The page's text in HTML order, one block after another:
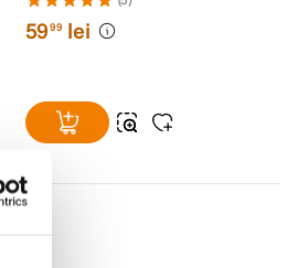
5999 lei